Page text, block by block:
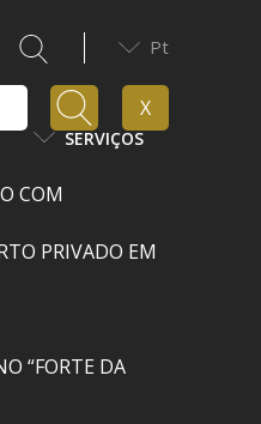
Pt
SERVIÇOS
X
COM
PRIVADO EM
“FORTE DA